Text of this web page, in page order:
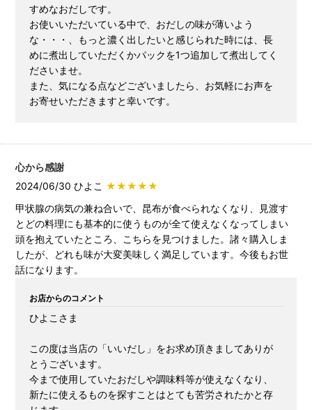
すめなおだしです。
お使いいただいている中で、おだしの味が薄いよう
な・・・、もっと濃く出したいと感じられた時には、長
めに煮出していただくかパックを1つ追加して煮出してく
ださいませ。
また、気になる点などございましたら、お気軽にお声を
お寄せいただきますと幸いです。
心から感謝
2024/06/30 ひよこ ★★★★★
甲状腺の病気の兼ね合いで、昆布が食べられなくなり、見渡す
とどの料理にも基本的に使うものが全て使えなくなってしまい
頭を抱えていたところ、こちらを見つけました。諸々購入しま
したが、どれも味が大変美味しく満足しています。今後もお世
話になります。
お店からのコメント
ひよこさま
この度は当店の「いいだし」をお求め頂きましてありが
とうございます。
今まで使用していたおだしや調味料等が使えなくなり、
新たに使えるものを探すことはとても苦労されたかと存